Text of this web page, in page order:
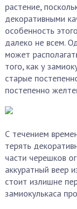
растение,
декоративными
особенность
далеко не всем.
может
того, как у
старые
постепенно
С течением
терять
части черешков
аккуратный веер
стоит излишне
замиокулькаса